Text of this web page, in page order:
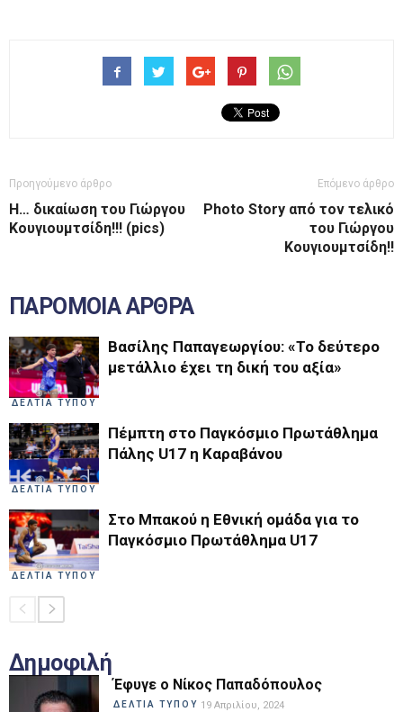
Προηγούμενο άρθρο
Η… δικαίωση του Γιώργου
Κουγιουμτσίδη!!! (pics)
Επόμενο άρθρο
Photo Story από τον τελικό
του Γιώργου
Κουγιουμτσίδη!!
ΠΑΡΟΜΟΙΑ ΑΡΘΡΑ
ΔΕΛΤΙΑ ΤΥΠΟΥ
Βασίλης Παπαγεωργίου: «Το δεύτερο
μετάλλιο έχει τη δική του αξία»
ΔΕΛΤΙΑ ΤΥΠΟΥ
Πέμπτη στο Παγκόσμιο Πρωτάθλημα
Πάλης U17 η Καραβάνου
ΔΕΛΤΙΑ ΤΥΠΟΥ
Στο Μπακού η Εθνική ομάδα για το
Παγκόσμιο Πρωτάθλημα U17
Δημοφιλή
Έφυγε ο Νίκος Παπαδόπουλος
ΔΕΛΤΙΑ ΤΥΠΟΥ 19 Απριλίου, 2024